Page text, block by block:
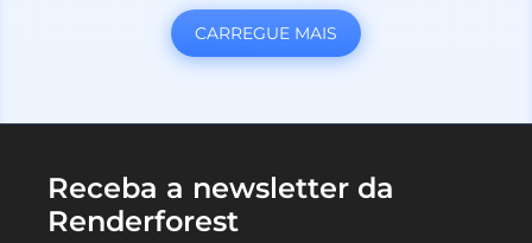
CARREGUE MAIS
Receba a newsletter da
Renderforest